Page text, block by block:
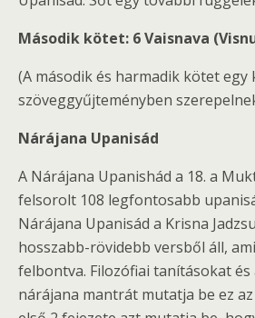
Második kötet: 6 Vaisnava
(A második és harmadik kötet egy
szöveggyűjteményben
Nárájana Upanisád
A Nárájana Upanishád a 18. a
felsorolt 108 legfontosabb
Nárájana Upanisád a Krisna
hosszabb-rövidebb versből áll,
felbontva. Filozófiai tanításokat és
nárájana mantrát mutatja be ez